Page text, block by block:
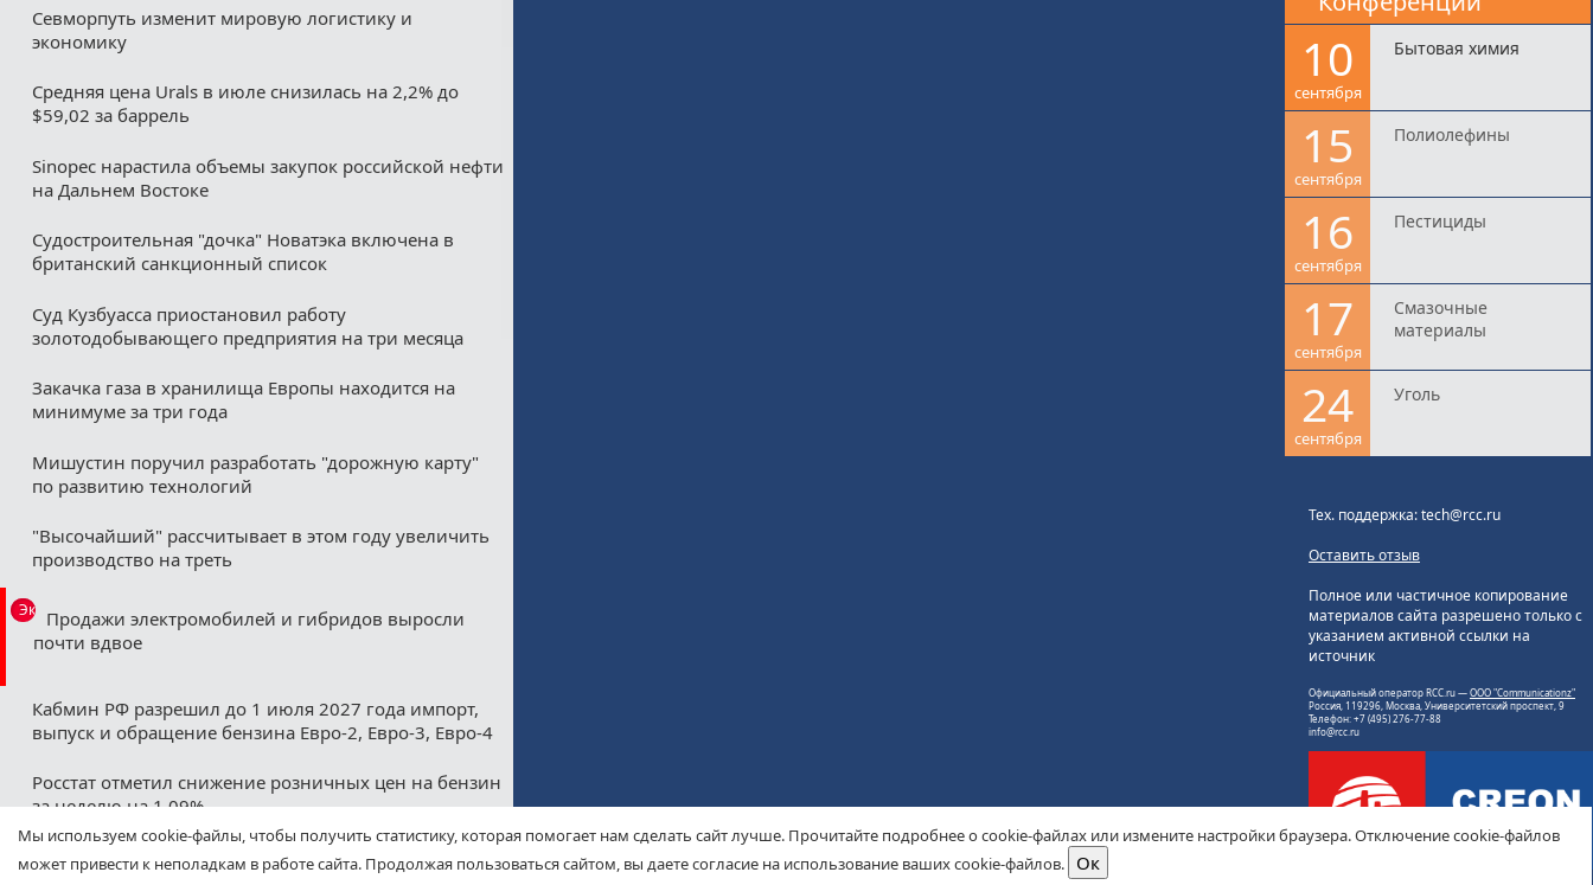
Севморпуть изменит мировую логистику и
экономику
Средняя цена Urals в июле снизилась на 2,2% до
$59,02 за баррель
Sinopec нарастила объемы закупок российской нефти
на Дальнем Востоке
Судостроительная "дочка" Новатэка включена в
британский санкционный список
Суд Кузбуасса приостановил работу
золотодобывающего предприятия на три месяца
Закачка газа в хранилища Европы находится на
минимуме за три года
Мишустин поручил разработать "дорожную карту"
по развитию технологий
"Высочайший" рассчитывает в этом году увеличить
производство на треть
Эксклюзив
Продажи электромобилей и гибридов выросли
почти вдвое
Кабмин РФ разрешил до 1 июля 2027 года импорт,
выпуск и обращение бензина Евро-2, Евро-3, Евро-4
Росстат отметил снижение розничных цен на бензин
за неделю на 1,09%
Минфин назвал ожидаемые нефтегазовые
допдоходы бюджета в августе
10
сентября
Бытовая химия
15
сентября
Полиолефины
16
сентября
Пестициды
17
сентября
Смазочные
материалы
24
сентября
Уголь
Тех. поддержка: tech@rcc.ru
Оставить отзыв
Полное или частичное копирование
материалов сайта разрешено только с
указанием активной ссылки на
источник
Официальный оператор RCC.ru —ООО "Communicationz"
Россия, 119296, Москва, Университетский проспект, 9
Телефон: +7 (495) 276-77-88
info@rcc.ru
Мы используем cookie-файлы, чтобы получить статистику, которая помогает нам сделать сайт лучше. Прочитайте подробнее о cookie-файлах или измените настройки браузера. Отключение cookie-файлов
может привести к неполадкам в работе сайта. Продолжая пользоваться сайтом, вы даете согласие на использование ваших cookie-файлов.